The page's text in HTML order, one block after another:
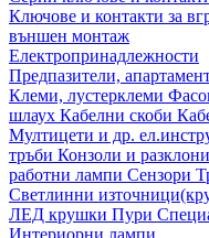
Ключове и контакти за
външен монтаж
Електропринадлежности
Предпазители,
Клеми, лустерклеми
шлаух Кабелни скоби
Мултицети и др.
тръби Конзоли и
работни лампи Сензори
Светлинни
ЛЕД крушки Пури
Интериорни лампи